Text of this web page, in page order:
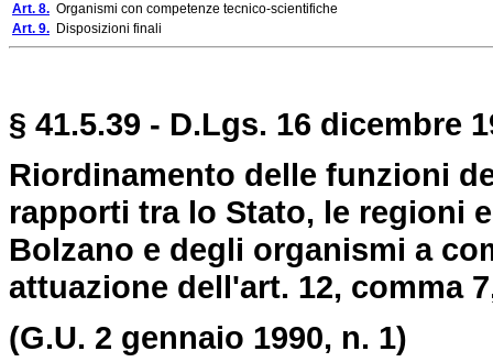
Art. 8. Organismi con competenze tecnico-scientifiche
Art. 9. Disposizioni finali
§ 41.5.39 - D.Lgs. 16 dicembre
Riordinamento delle funzioni
rapporti tra lo Stato, le regioni
Bolzano e degli organismi a
attuazione dell'art. 12, comma
(G.U. 2 gennaio 1990, n. 1)